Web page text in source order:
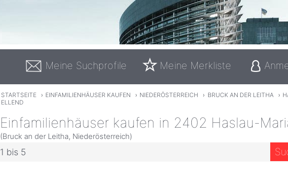
Meine Suchprofile Meine Merkliste
STARTSEITE › EINFAMILIENHÄUSER KAUFEN › NIEDERÖSTERREICH › BRUCK AN DER LEITHA ›
ELLEND
Einfamilienhäuser kaufen in 2402 Haslau-
(Bruck an der Leitha, Niederösterreich)
1 bis 5